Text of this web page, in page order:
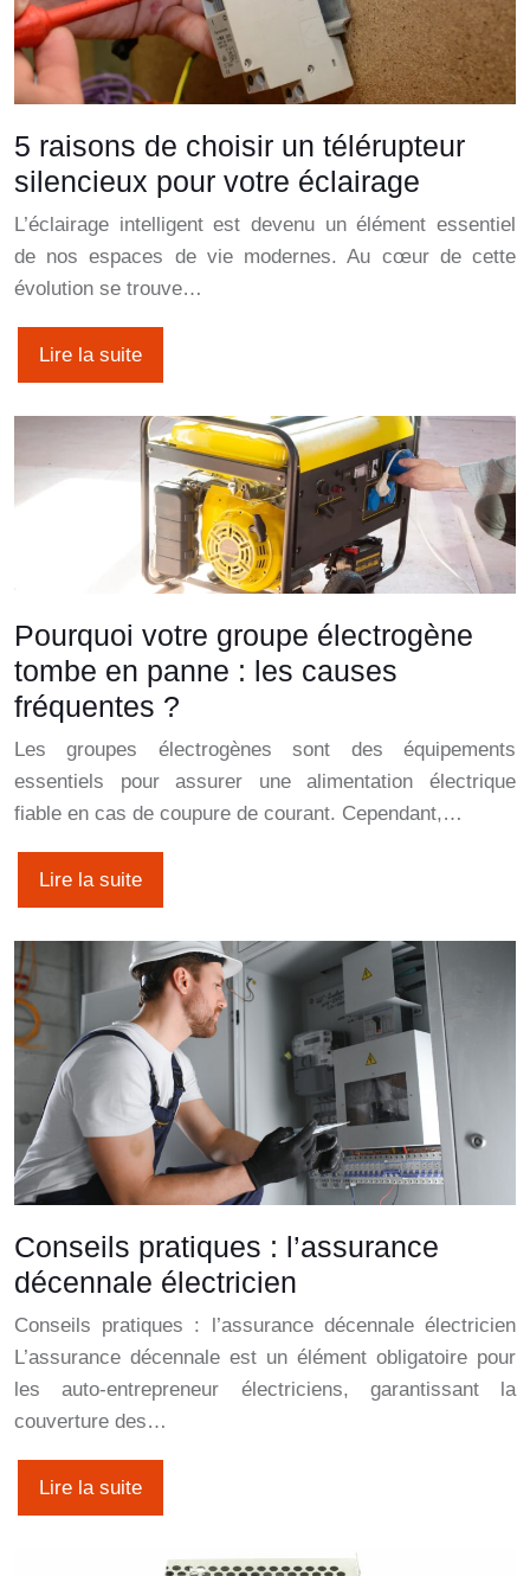
5 raisons de choisir un télérupteur
silencieux pour votre éclairage
L’éclairage intelligent est devenu un élément essentiel
de nos espaces de vie modernes. Au cœur de cette
évolution se trouve…
Lire la suite
Pourquoi votre groupe électrogène
tombe en panne : les causes
fréquentes ?
Les groupes électrogènes sont des équipements
essentiels pour assurer une alimentation électrique
fiable en cas de coupure de courant. Cependant,…
Lire la suite
Conseils pratiques : l’assurance
décennale électricien
Conseils pratiques : l’assurance décennale électricien
L’assurance décennale est un élément obligatoire pour
les auto-entrepreneur électriciens, garantissant la
couverture des…
Lire la suite